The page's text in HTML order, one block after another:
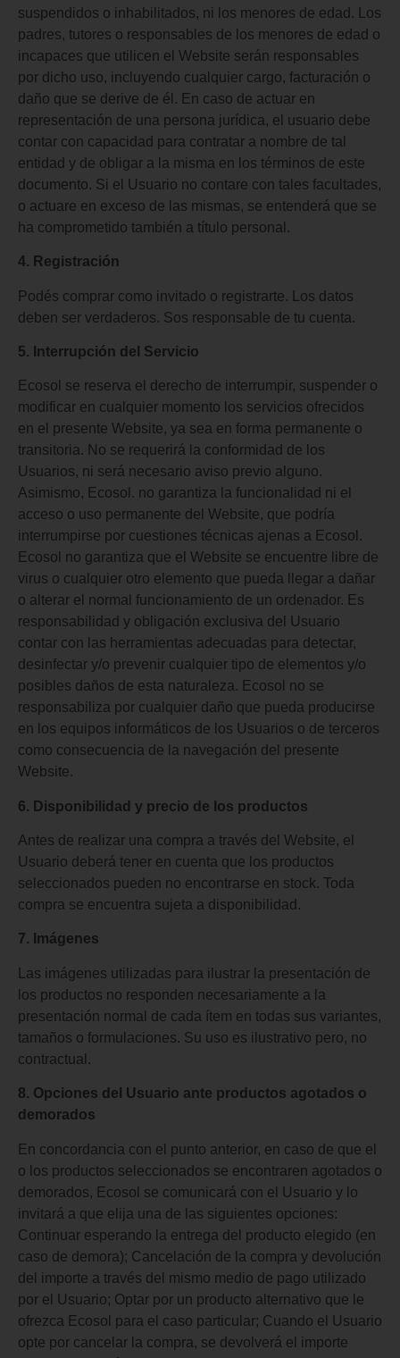
suspendidos o inhabilitados, ni los menores de edad. Los
padres, tutores o responsables de los menores de edad o
incapaces que utilicen el Website serán responsables
por dicho uso, incluyendo cualquier cargo, facturación o
daño que se derive de él. En caso de actuar en
representación de una persona jurídica, el usuario debe
contar con capacidad para contratar a nombre de tal
entidad y de obligar a la misma en los términos de este
documento. Si el Usuario no contare con tales facultades,
o actuare en exceso de las mismas, se entenderá que se
ha comprometido también a título personal.
4. Registración
Podés comprar como invitado o registrarte. Los datos
deben ser verdaderos. Sos responsable de tu cuenta.
5. Interrupción del Servicio
Ecosol se reserva el derecho de interrumpir, suspender o
modificar en cualquier momento los servicios ofrecidos
en el presente Website, ya sea en forma permanente o
transitoria. No se requerirá la conformidad de los
Usuarios, ni será necesario aviso previo alguno.
Asimismo, Ecosol. no garantiza la funcionalidad ni el
acceso o uso permanente del Website, que podría
interrumpirse por cuestiones técnicas ajenas a Ecosol.
Ecosol no garantiza que el Website se encuentre libre de
virus o cualquier otro elemento que pueda llegar a dañar
o alterar el normal funcionamiento de un ordenador. Es
responsabilidad y obligación exclusiva del Usuario
contar con las herramientas adecuadas para detectar,
desinfectar y/o prevenir cualquier tipo de elementos y/o
posibles daños de esta naturaleza. Ecosol no se
responsabiliza por cualquier daño que pueda producirse
en los equipos informáticos de los Usuarios o de terceros
como consecuencia de la navegación del presente
Website.
6. Disponibilidad y precio de los productos
Antes de realizar una compra a través del Website, el
Usuario deberá tener en cuenta que los productos
seleccionados pueden no encontrarse en stock. Toda
compra se encuentra sujeta a disponibilidad.
7. Imágenes
Las imágenes utilizadas para ilustrar la presentación de
los productos no responden necesariamente a la
presentación normal de cada ítem en todas sus variantes,
tamaños o formulaciones. Su uso es ilustrativo pero, no
contractual.
8. Opciones del Usuario ante productos agotados o
demorados
En concordancia con el punto anterior, en caso de que el
o los productos seleccionados se encontraren agotados o
demorados, Ecosol se comunicará con el Usuario y lo
invitará a que elija una de las siguientes opciones:
Continuar esperando la entrega del producto elegido (en
caso de demora); Cancelación de la compra y devolución
del importe a través del mismo medio de pago utilizado
por el Usuario; Optar por un producto alternativo que le
ofrezca Ecosol para el caso particular; Cuando el Usuario
opte por cancelar la compra, se devolverá el importe